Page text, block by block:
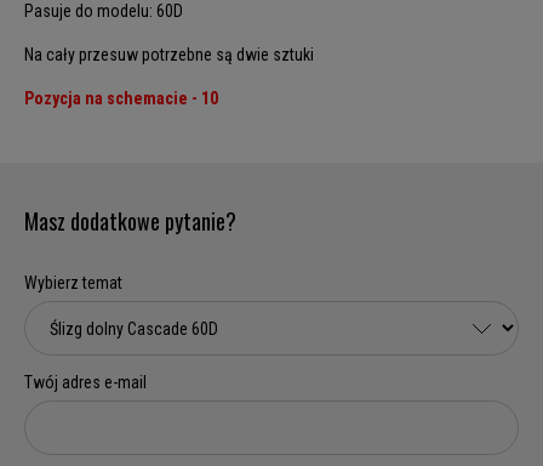
Pasuje do modelu: 60D
Na cały przesuw potrzebne są dwie sztuki
Pozycja na schemacie - 10
Masz dodatkowe pytanie?